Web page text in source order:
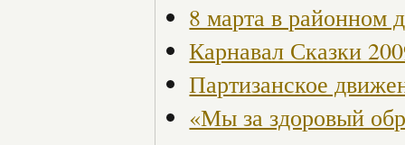
8 марта в районном
Карнавал Сказки
Партизанское
«Мы за здоровый